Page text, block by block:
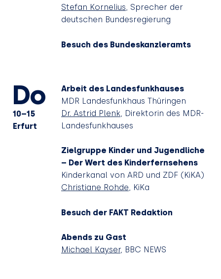
Stefan Kornelius, Sprecher der
deutschen Bundesregierung
Besuch des Bundeskanzleramts
Do
10–15
Erfurt
Arbeit des Landesfunkhauses
MDR Landesfunkhaus Thüringen
Dr. Astrid Plenk , Direktorin des MDR-
Landesfunkhauses
Zielgruppe Kinder und Jugendliche
– Der Wert des Kinderfernsehens
Kinderkanal von ARD und ZDF (KiKA)
Christiane Rohde, KiKa
Besuch der FAKT Redaktion
Abends zu Gast
Michael Kayser, BBC NEWS